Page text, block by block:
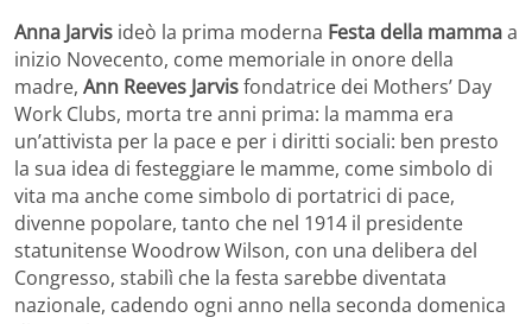
Anna Jarvis ideò la prima moderna Festa della mammaa
inizio Novecento, come memoriale in onore della
madre, Ann Reeves Jarvisfondatrice dei Mothers’ Day
Work Clubs, morta tre anni prima: la mamma era
un’attivista per la pace e per i diritti sociali: ben presto
la sua idea di festeggiare le mamme, come simbolo di
vita ma anche come simbolo di portatrici di pace,
divenne popolare, tanto che nel 1914 il presidente
statunitense Woodrow Wilson, con una delibera del
Congresso, stabilì che la festa sarebbe diventata
nazionale, cadendo ogni anno nella seconda domenica